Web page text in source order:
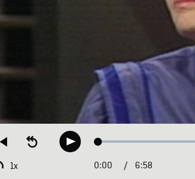
Restart
beginning
Seek
backwardPlay Loaded:
1x
Playback
Current
0:00 / Duration
6:58